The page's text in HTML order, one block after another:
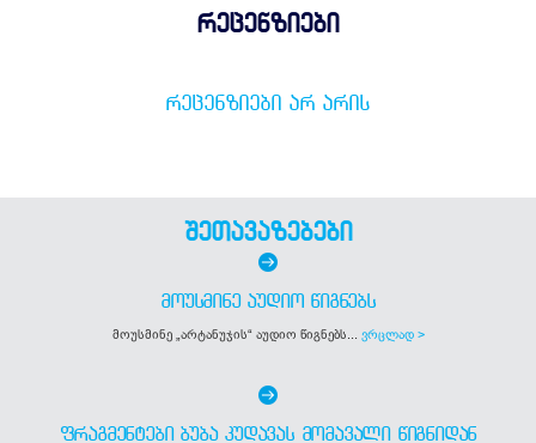
რეცენზიები
ᲠᲔᲪᲔᲜᲖᲘᲔᲑᲘ ᲐᲠ ᲐᲠᲘᲡ
შეთავაზებები
ᲛᲝᲣᲡᲛᲘᲜᲔ ᲐᲣᲓᲘᲝ ᲬᲘᲒᲜᲔᲑᲡ
მოუსმინე „არტანუჯის“ აუდიო წიგნებს... ვრცლად >
ᲤᲠᲐᲒᲛᲔᲜᲢᲔᲑᲘ ᲑᲣᲑᲐ ᲙᲣᲓᲐᲕᲐᲡ ᲛᲝᲛᲐᲕᲐᲚᲘ ᲬᲘᲒᲜᲘᲓᲐᲜ